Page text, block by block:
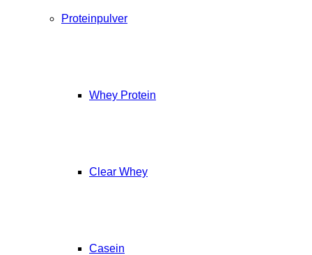
Proteinpulver
Whey Protein
Clear Whey
Casein